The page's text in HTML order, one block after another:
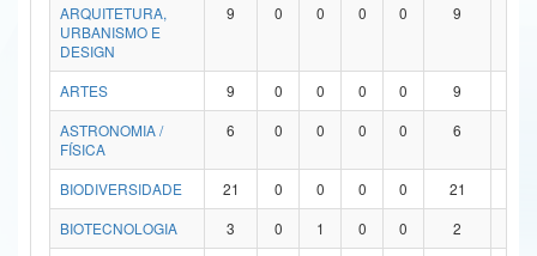
Ministério da Mulher, da Família e dos Direitos Humanos
Secretaria de Governo
Advocacia-Geral da União
ARQUITETURA,
URBANISMO E
DESIGN
9 0 0 0 0 9
ARTES 9 0 0 0 0 9
ASTRONOMIA /
FÍSICA
6 0 0 0 0 6
BIODIVERSIDADE 21 0 0 0 0 21
BIOTECNOLOGIA
3 0 1 0 0 2